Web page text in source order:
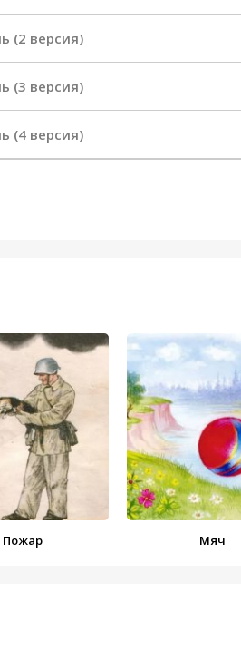
(2 версия)
(3 версия)
(4 версия)
Пожар Мяч